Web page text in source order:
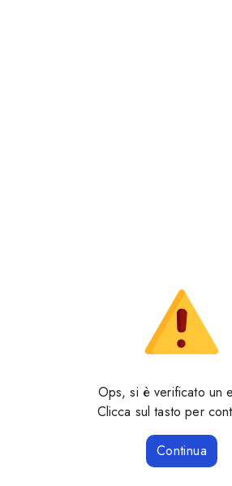
Ops, si è verificato un
Clicca sul tasto per
Continua